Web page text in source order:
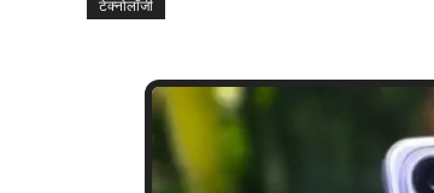
टेक्नोलॉजी